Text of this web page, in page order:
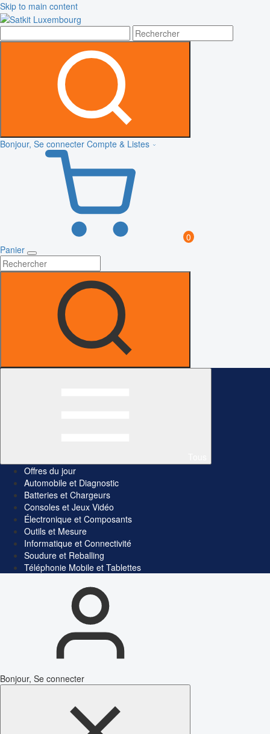
Skip to main content
Bonjour, Se connecter Compte & Listes
0
Panier
Offres du jour
Automobile et Diagnostic
Batteries et Chargeurs
Consoles et Jeux Vidéo
Électronique et Composants
Outils et Mesure
Informatique et Connectivité
Soudure et Reballing
Téléphonie Mobile et Tablettes
Bonjour, Se connecter